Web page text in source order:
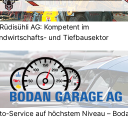
AG: Kompetent im
und Tiefbausektor
Service auf höchstem Niveau –